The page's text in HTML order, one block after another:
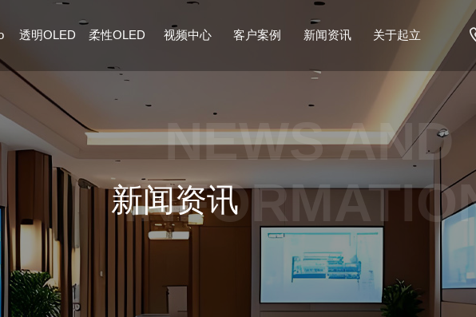
透明OLED 柔性OLED 视频中心 客户案例 新闻资讯 关于起立
NEWS AND
新闻资讯